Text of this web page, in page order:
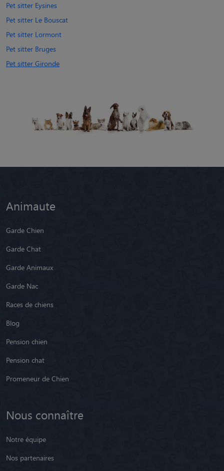
Pet sitter Eysines
Pet sitter Le Bouscat
Pet sitter Lormont
Pet sitter Bruges
Pet sitter Gironde
Animaute
Garde Chien
Garde Chat
Garde Animaux
Garde Nac
Races de chiens
Blog
Pension chien
Pension chat
Promeneur de Chien
Nous connaître
Notre équipe
Nos partenaires